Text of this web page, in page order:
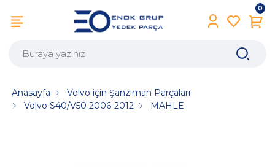
0
Anasayfa
Volvo için Şanzıman Parçaları
Volvo S40/V50 2006-2012
MAHLE